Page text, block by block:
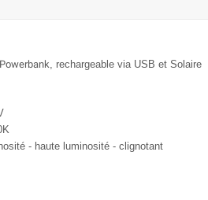
, rechargeable via USB et Solaire
- haute luminosité - clignotant